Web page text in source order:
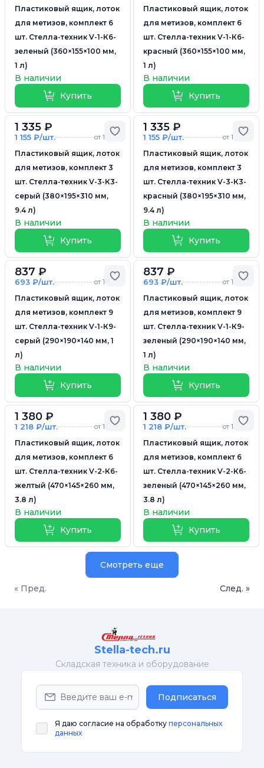
Пластиковый ящик, лоток
для метизов, комплект 6
шт. Стелла-техник V-1-К6-
зеленый (360×155×100 мм,
1 л)
В наличии
Купить
Пластиковый ящик, лоток
для метизов, комплект 6
шт. Стелла-техник V-1-К6-
красный (360×155×100 мм,
1 л)
В наличии
Купить
Добавить в избранное
1 335 ₽
1 155 ₽/шт. от 10 шт.
Пластиковый ящик, лоток
для метизов, комплект 3
шт. Стелла-техник V-3-К3-
серый (380×195×310 мм,
9.4 л)
В наличии
Купить
1 335 ₽
1 155 ₽/шт. от 10 шт.
Пластиковый ящик, лоток
для метизов, комплект 3
шт. Стелла-техник V-3-К3-
красный (380×195×310 мм,
9.4 л)
В наличии
Купить
Добавить в избранное
837 ₽
693 ₽/шт. от 10 шт.
Пластиковый ящик, лоток
для метизов, комплект 9
шт. Стелла-техник V-1-К9-
серый (290×190×140 мм, 1
л)
В наличии
Купить
837 ₽
693 ₽/шт. от 10 шт.
Пластиковый ящик, лоток
для метизов, комплект 9
шт. Стелла-техник V-1-К9-
зеленый (290×190×140 мм,
1 л)
В наличии
Купить
Добавить в избранное
1 380 ₽
1 218 ₽/шт. от 10 шт.
Пластиковый ящик, лоток
для метизов, комплект 6
шт. Стелла-техник V-2-К6-
желтый (470×145×260 мм,
3.8 л)
В наличии
Купить
1 380 ₽
1 218 ₽/шт. от 10 шт.
Пластиковый ящик, лоток
для метизов, комплект 6
шт. Стелла-техник V-2-К6-
зеленый (470×145×260 мм,
3.8 л)
В наличии
Купить
Смотреть еще
« Пред. След. »
Stella-tech.ru
Cкладская техника и оборудование
Подписаться
Я даю согласие на обработку персональных
данных